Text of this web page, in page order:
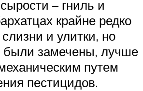
– гниль и
крайне редко
и улитки, но
были замечены, лучше
путем
пестицидов.